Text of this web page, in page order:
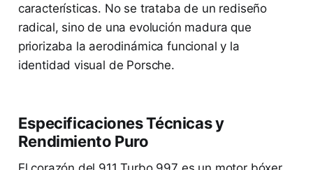
características. No se trataba de un rediseño
radical, sino de una evolución madura que
priorizaba la aerodinámica funcional y la
identidad visual de Porsche.
Especificaciones Técnicas y
Rendimiento Puro